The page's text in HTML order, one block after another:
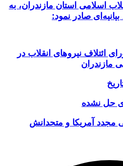
اسلامی استان مازندران، به
صادر نمود:
ائتلاف نیروهای انقلاب در
مازندران
حل نشده
مجدد آمریکا و متحدانش